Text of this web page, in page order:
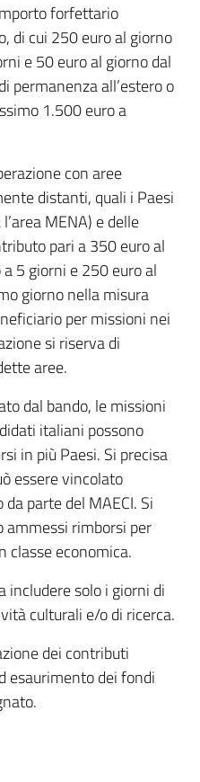
forfettario
di cui 250 euro al giorno
e 50 euro al giorno dal
permanenza all’estero o
1.500 euro a
con aree
distanti, quali i Paesi
MENA) e delle
pari a 350 euro al
5 giorni e 250 euro al
giorno nella misura
per missioni nei
si riserva di
aree.
dal bando, le missioni
italiani possono
in più Paesi. Si precisa
essere vincolato
parte del MAECI. Si
ammessi rimborsi per
classe economica.
includere solo i giorni di
culturali e/o di ricerca.
dei contributi
esaurimento dei fondi